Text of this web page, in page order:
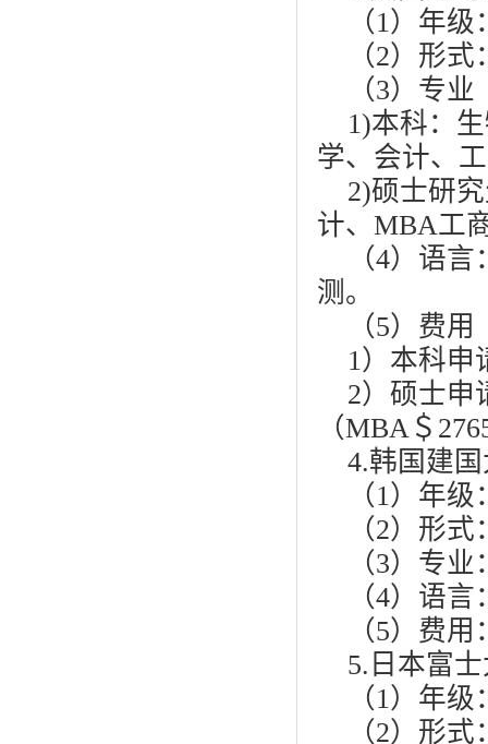
（1）年
（2）形
（3）专业
1)本科：
学、会计、
2)硕士研
计、MBA工
（4）语
测。
（5）费用
1）本科申
2）硕士申
（MBA＄
4.韩国建
（1）年
（2）形
（3）专
（4）语
（5）费
5.日本富
（1）年
（2）形